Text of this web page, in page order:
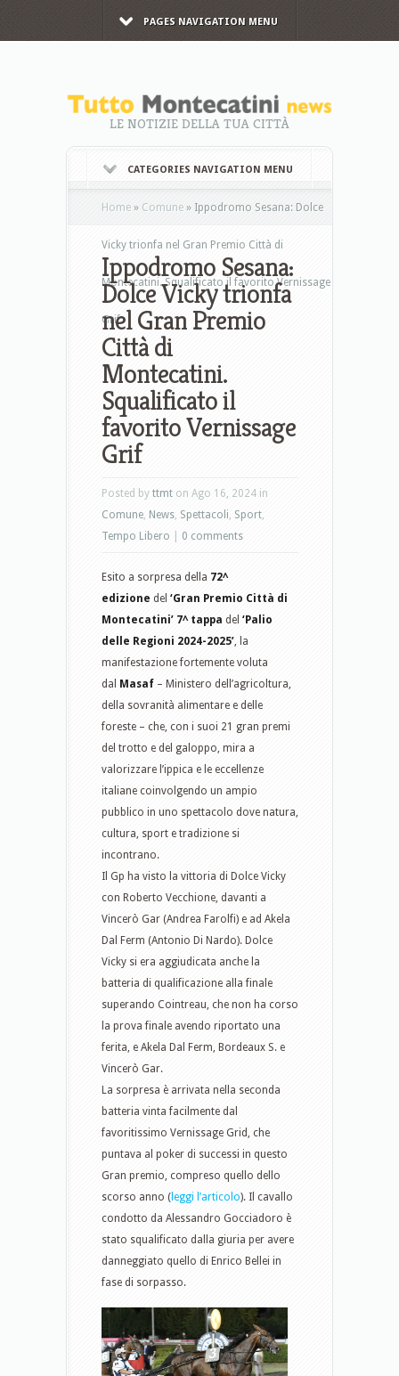
PAGES NAVIGATION MENU
LE NOTIZIE DELLA TUA CITTÀ
CATEGORIES NAVIGATION MENU
Home » Comune » Ippodromo Sesana: Dolce
Vicky trionfa nel Gran Premio Città di
Montecatini. Squalificato il favorito Vernissage
Grif
Ippodromo Sesana:
Dolce Vicky trionfa
nel Gran Premio
Città di
Montecatini.
Squalificato il
favorito Vernissage
Grif
Posted by ttmt on Ago 16, 2024 in
Comune, News, Spettacoli, Sport,
Tempo Libero
0 comments
Esito a sorpresa della 72^
edizione del ‘Gran Premio Città di
Montecatini’ 7^ tappa del ‘Palio
delle Regioni 2024-2025’, la
manifestazione fortemente voluta
dal
Masaf – Ministero dell’agricoltura,
della sovranità alimentare e delle
foreste – che, con i suoi 21 gran premi
del trotto e del galoppo, mira a
valorizzare l’ippica e le eccellenze
italiane coinvolgendo un ampio
pubblico in uno spettacolo dove natura,
cultura, sport e tradizione si
incontrano.
Il Gp ha visto la vittoria di Dolce Vicky
con Roberto Vecchione, davanti a
Vincerò Gar (Andrea Farolfi) e ad Akela
Dal Ferm (Antonio Di Nardo). Dolce
Vicky si era aggiudicata anche la
batteria di qualificazione alla finale
superando Cointreau, che non ha corso
la prova finale avendo riportato una
ferita, e Akela Dal Ferm, Bordeaux S. e
Vincerò Gar.
La sorpresa è arrivata nella seconda
batteria vinta facilmente dal
favoritissimo Vernissage Grid, che
puntava al poker di successi in questo
Gran premio, compreso quello dello
scorso anno ( leggi l’articolo). Il cavallo
condotto da Alessandro Gocciadoro è
stato squalificato dalla giuria per avere
danneggiato quello di Enrico Bellei in
fase di sorpasso.